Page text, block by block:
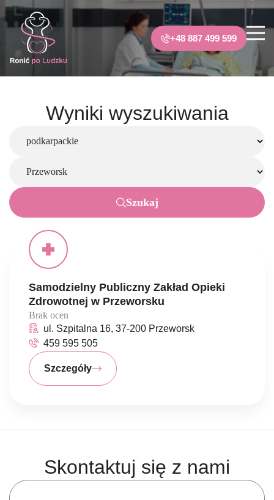
+48 887 499 599
Wyniki wyszukiwania
Szukaj
Samodzielny Publiczny Zakład Opieki
Zdrowotnej w Przeworsku
Brak ocen
ul. Szpitalna 16, 37-200 Przeworsk
459 595 505
Szczegóły
Skontaktuj się z nami